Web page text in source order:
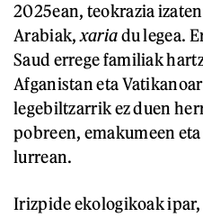
2025ean, teokrazia
Arabiak,xariadu legea.
Saud errege familiak
Afganistan eta
legebiltzarrik ez duen
pobreen, emakumeen
lurrean.
Irizpide ekologikoak